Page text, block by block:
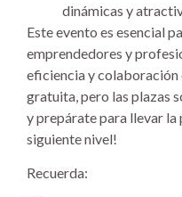
dinámicas y
Este evento es esencial
emprendedores y
eficiencia y colaboración
gratuita, pero las plazas
y prepárate para llevar
siguiente nivel!
Recuerda: